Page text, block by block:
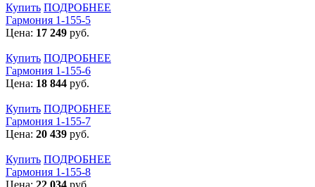
Купить ПОДРОБНЕЕ
Гармония 1-155-5
Цена: 17 249 руб.
Купить ПОДРОБНЕЕ
Гармония 1-155-6
Цена: 18 844 руб.
Купить ПОДРОБНЕЕ
Гармония 1-155-7
Цена: 20 439 руб.
Купить ПОДРОБНЕЕ
Гармония 1-155-8
Цена: 22 034 руб.